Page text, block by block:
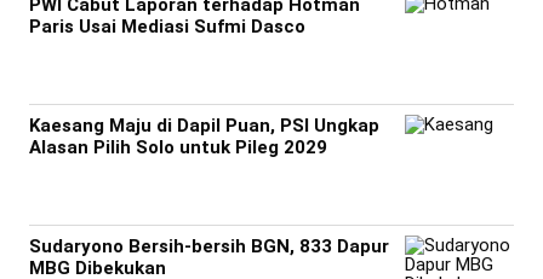
PWI Cabut Laporan terhadap Hotman
Paris Usai Mediasi Sufmi Dasco
Kaesang Maju di Dapil Puan, PSI Ungkap
Alasan Pilih Solo untuk Pileg 2029
Sudaryono Bersih-bersih BGN, 833 Dapur
MBG Dibekukan